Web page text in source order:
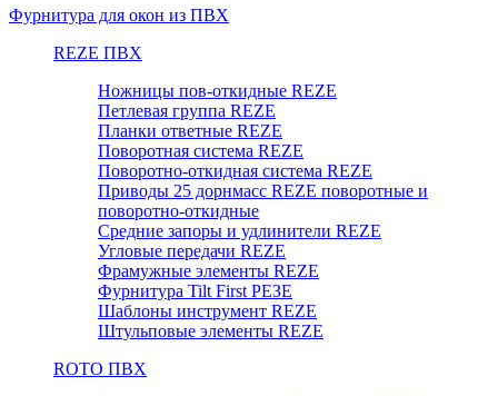
Фурнитура для окон из ПВХ
REZE ПВХ
Ножницы пов-откидные REZE
Петлевая группа REZE
Планки ответные REZE
Поворотная система REZE
Поворотно-откидная система REZE
Приводы 25 дорнмасс REZE поворотные и
поворотно-откидные
Средние запоры и удлинители REZE
Угловые передачи REZE
Фрамужные элементы REZE
Фурнитура Tilt First РЕЗЕ
Шаблоны инструмент REZE
Штульповые элементы REZE
RОTO ПВХ